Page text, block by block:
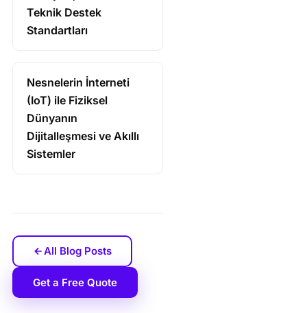
Teknik Destek
Standartları
Nesnelerin İnterneti
(IoT) ile Fiziksel
Dünyanın
Dijitalleşmesi ve Akıllı
Sistemler
All Blog Posts
Get a Free Quote